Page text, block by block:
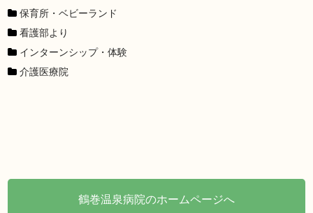
保育所・ベビーランド
看護部より
インターンシップ・体験
介護医療院
鶴巻温泉病院のホームページへ